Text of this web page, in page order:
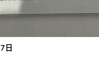
日